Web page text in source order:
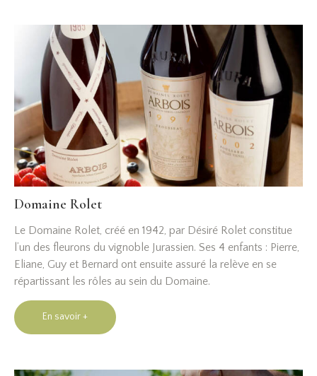
Domaine Rolet
Le Domaine Rolet, créé en 1942, par Désiré Rolet constitue
l’un des fleurons du vignoble Jurassien. Ses 4 enfants : Pierre,
Eliane, Guy et Bernard ont ensuite assuré la relève en se
répartissant les rôles au sein du Domaine.
En savoir +